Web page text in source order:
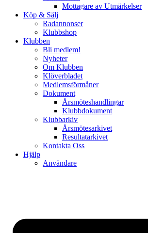
Mottagare av Utmärkelser
Köp & Sälj
Radannonser
Klubbshop
Klubben
Bli medlem!
Nyheter
Om Klubben
Klöverbladet
Medlemsförmåner
Dokument
Årsmöteshandlingar
Klubbdokument
Klubbarkiv
Årsmötesarkivet
Resultatarkivet
Kontakta Oss
Hjälp
Användare